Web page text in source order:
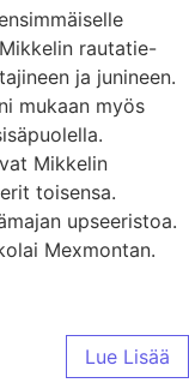
rautatie-
ja junineen.
mukaan myös
Mikkelin
toisensa.
upseeristoa.
Mexmontan.
Lue Lisää